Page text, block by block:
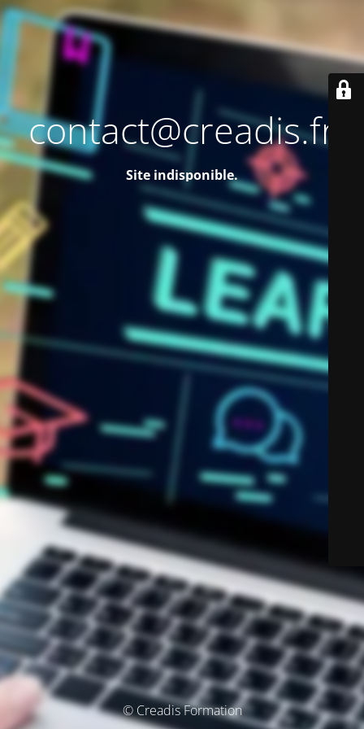
contact@creadis.fr
Site indisponible.
© Creadis Formation